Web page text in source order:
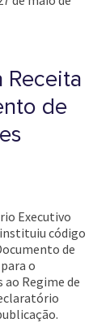
Receita
de
Executivo
instituiu código
de
o
Regime de